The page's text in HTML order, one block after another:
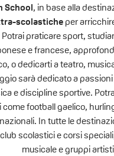
School, in base alla
scolasticheper
Potrai praticare sport,
e francese,
o dedicarti a teatro,
sarà dedicato a
e discipline sportive.
football gaelico,
In tutte le
scolastici e corsi
musicale e gruppi